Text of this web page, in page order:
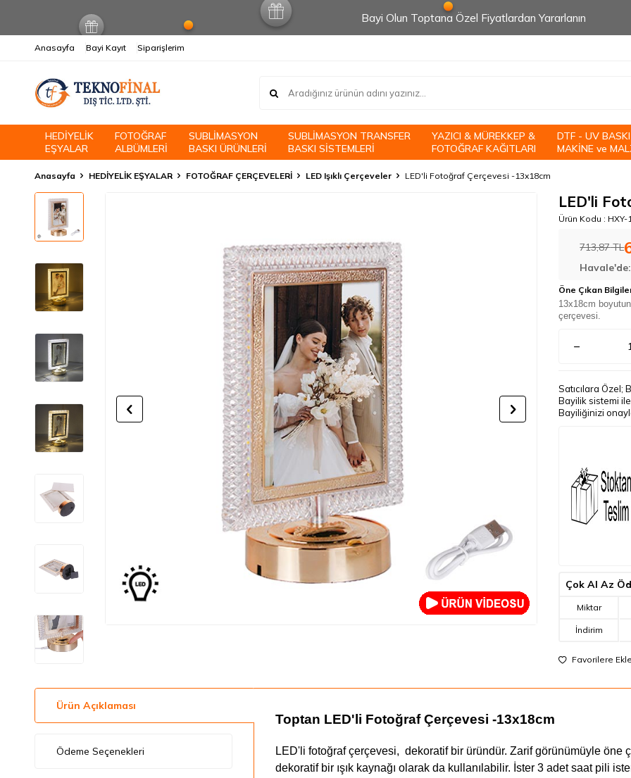
Bayi Olun Toptana Özel Fiyatlardan Yararlanın
Anasayfa Bayi Kayıt Siparişlerim
HEDİYELİK
EŞYALAR
FOTOĞRAF
ALBÜMLERİ
SUBLİMASYON
BASKI ÜRÜNLERİ
SUBLİMASYON TRANSFER
BASKI SİSTEMLERİ
YAZICI & MÜREKKEP &
FOTOĞRAF KAĞITLARI
DTF - UV BASKI
MAKİNE ve
Anasayfa HEDİYELİK EŞYALAR FOTOĞRAF ÇERÇEVELERİ LED Işıklı Çerçeveler LED'li Fotoğraf Çerçevesi -13x18cm
LED'li
Ürün Kodu : HXY-
713,87TL
Havale'de:
Öne Çıkan
13x18cm
çerçevesi.
Satıcılara Özel;
Bayilik sistemi
Bayiliğinizi
Çok Al Az
Miktar
İndirim
Favorilere Ekle
Ürün Açıklaması
Ödeme Seçenekleri
Toptan LED'li Fotoğraf Çerçevesi -13x18cm
LED'li fotoğraf çerçevesi, dekoratif bir üründür. Zarif görünümüyle öne
dekoratif bir ışık kaynağı olarak da kullanılabilir. İster 3 adet saat pili